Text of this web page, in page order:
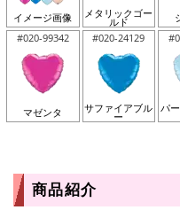
イメージ画像 メタリックゴー
ルド
#020-99342
マゼンタ
#020-24129
サファイアブル
ー
パ
商品紹介